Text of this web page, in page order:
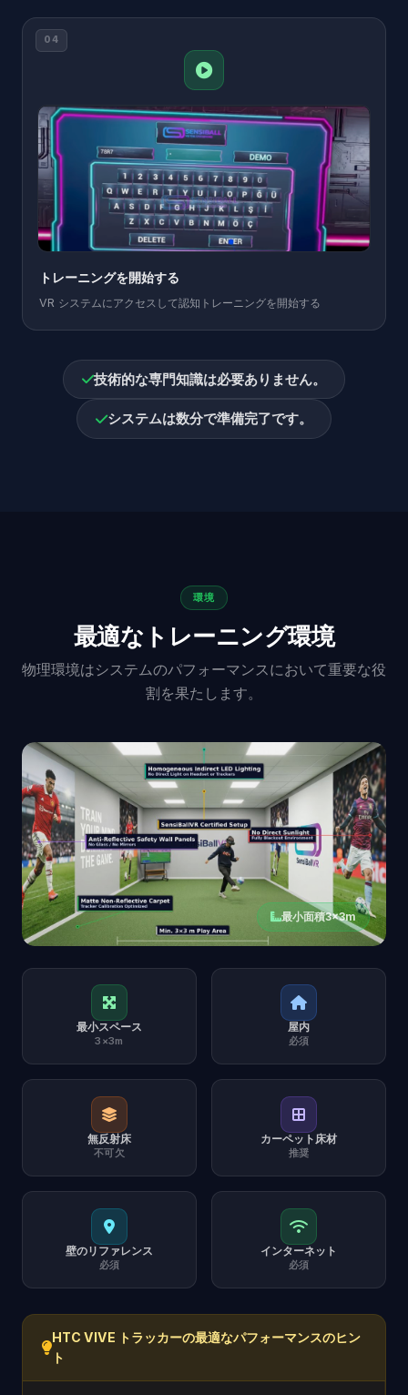
04
トレーニングを開始する
VR システムにアクセスして認知トレーニングを開始する
技術的な専門知識は必要ありません。
システムは数分で準備完了です。
環境
最適なトレーニング環境
物理環境はシステムのパフォーマンスにおいて重要な役
割を果たします。
最小面積3×3m
最小スペース
3×3m
屋内
必須
無反射床
不可欠
カーペット床材
推奨
壁のリファレンス
必須
インターネット
必須
HTC VIVE トラッカーの最適なパフォーマンスのヒン
ト